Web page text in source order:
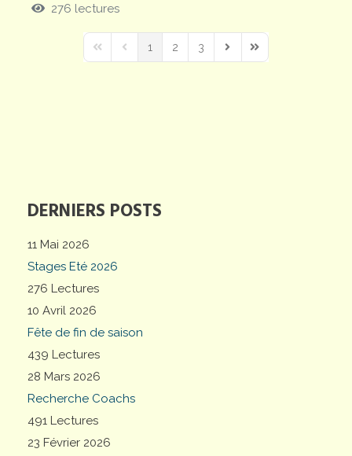
DERNIERS POSTS
11 Mai 2026
Stages Eté 2026
276 Lectures
10 Avril 2026
Fête de fin de saison
439 Lectures
28 Mars 2026
Recherche Coachs
491 Lectures
23 Février 2026
276 lectures
First PagePrevious Page
1 2 3
Next PageLast Page